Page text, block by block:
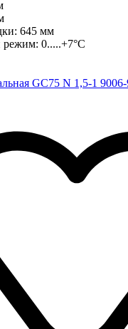
645 мм
0.....+7°C
GC75 N 1,5-1